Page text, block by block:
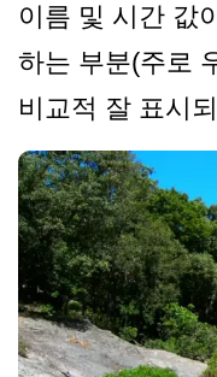
이름 및 시간 값
하는 부분(주로
비교적 잘 표시